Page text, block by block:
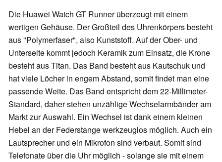
Die Huawei Watch GT Runner überzeugt mit einem
wertigen Gehäuse. Der Großteil des Uhrenkörpers besteht
aus "Polymerfaser", also Kunststoff. Auf der Ober- und
Unterseite kommt jedoch Keramik zum Einsatz, die Krone
besteht aus Titan. Das Band besteht aus Kautschuk und
hat viele Löcher in engem Abstand, somit findet man eine
passende Weite. Das Band entspricht dem 22-Millimeter-
Standard, daher stehen unzählige Wechselarmbänder am
Markt zur Auswahl. Ein Wechsel ist dank einem kleinen
Hebel an der Federstange werkzeuglos möglich. Auch ein
Lautsprecher und ein Mikrofon sind verbaut. Somit sind
Telefonate über die Uhr möglich - solange sie mit einem